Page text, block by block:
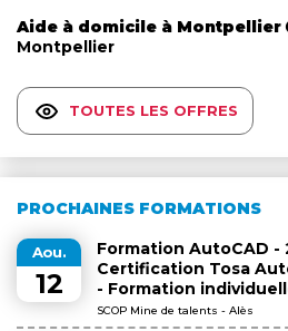
Aide à domicile à Montpellier
Montpellier
TOUTES LES OFFRES
PROCHAINES FORMATIONS
Aou.
12
Formation AutoCAD -
Certification Tosa
- Formation
SCOP Mine de talents - Alès